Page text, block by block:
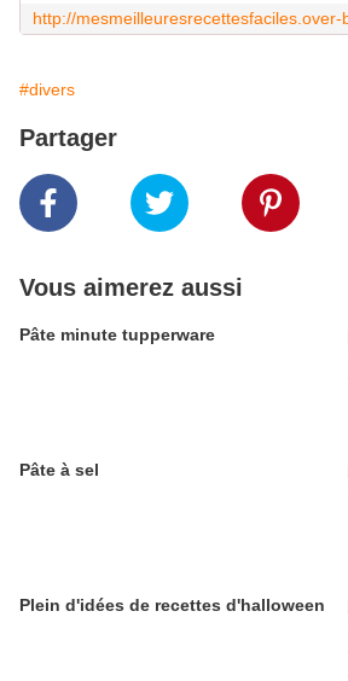
#divers
Partager
Vous aimerez aussi
Pâte minute tupperware
Pâte à sel
Plein d'idées de recettes d'halloween